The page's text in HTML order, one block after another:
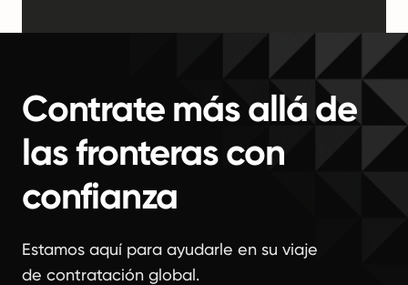
Contrate más allá de
las fronteras con
confianza
Estamos aquí para ayudarle en su viaje
de contratación global.